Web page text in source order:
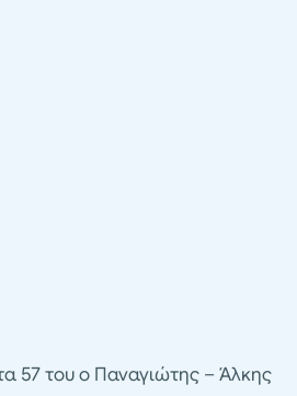
57 του ο Παναγιώτης – Άλκης